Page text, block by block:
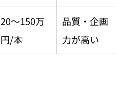
20〜150万
円/本
品質・企画
力が高い